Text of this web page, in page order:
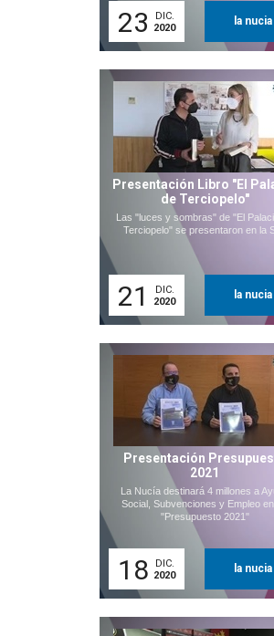
23
DIC.
2020
la nucia
Presentación Libro "El
de Terciopelo"
Las "luces y sombras" de "El
Terciopelo" se presentaron en la
21
DIC.
2020
la nucia
Presentación
2021
La Nucía destinará 4 millones a
Social, Subvenciones y Empleo
"Presupuesto 2021"
18
DIC.
2020
la nucia